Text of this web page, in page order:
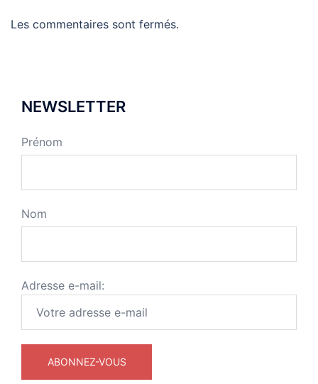
Les commentaires sont fermés.
NEWSLETTER
Prénom
Nom
Adresse e-mail: